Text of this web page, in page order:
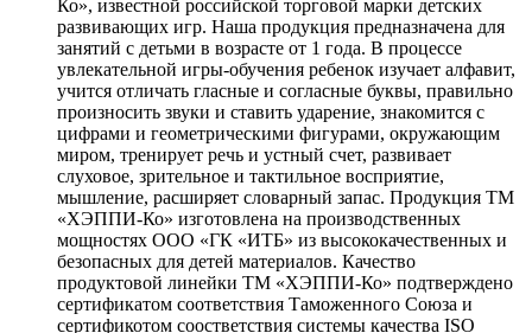
Ко», известной российской торговой марки детских
развивающих игр. Наша продукция предназначена для
занятий с детьми в возрасте от 1 года. В процессе
увлекательной игры-обучения ребенок изучает алфавит,
учится отличать гласные и согласные буквы, правильно
произносить звуки и ставить ударение, знакомится с
цифрами и геометрическими фигурами, окружающим
миром, тренирует речь и устный счет, развивает
слуховое, зрительное и тактильное восприятие,
мышление, расширяет словарный запас. Продукция ТМ
«ХЭППИ-Ко» изготовлена на производственных
мощностях ООО «ГК «ИТБ» из высококачественных и
безопасных для детей материалов. Качество
продуктовой линейки ТМ «ХЭППИ-Ко» подтверждено
сертификатом соответствия Таможенного Союза и
сертификотом соостветствия системы качества ISO